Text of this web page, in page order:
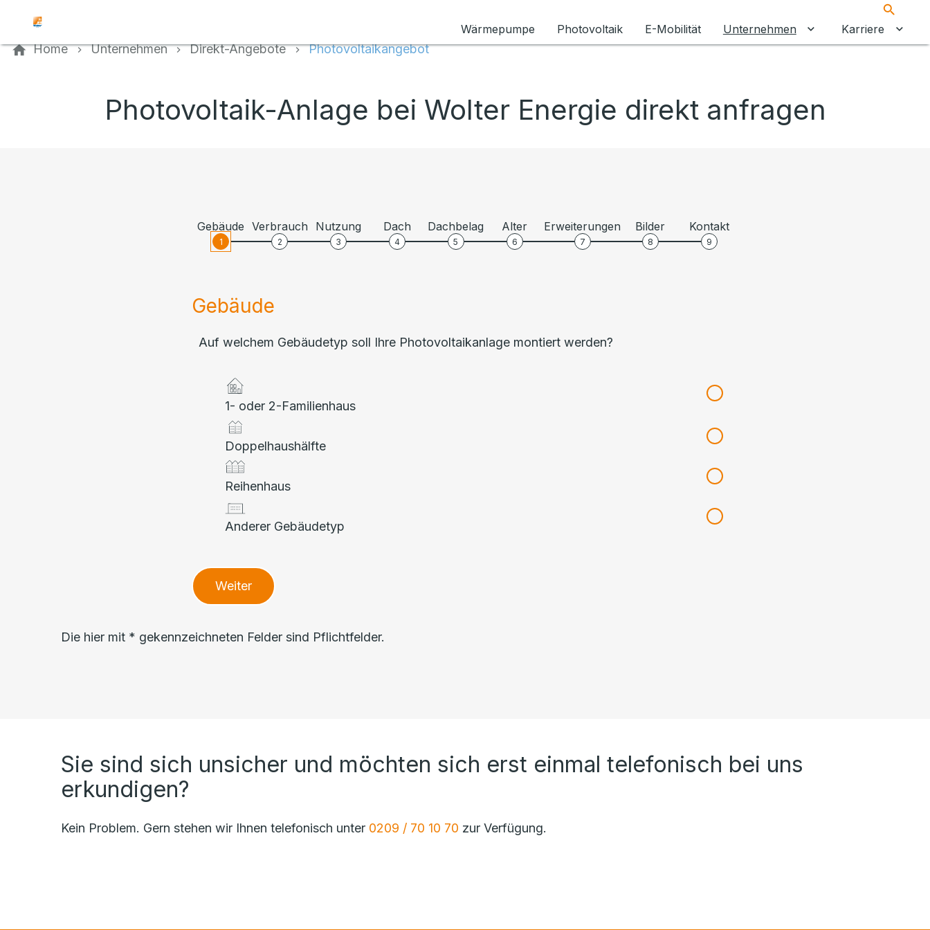
Wärmepumpe
Photovoltaik E-Mobilität Unternehmen Untermenü für
Karriere
Home Unternehmen Direkt-Angebote Photovoltaikangebot
Photovoltaik-Anlage bei Wolter Energie direkt anfragen
Gebäude
1
Verbrauch
2
Nutzung
3
Dach
4
Dachbelag
5
Alter
6
Erweiterungen
7
Bilder
8
Kontakt
9
Gebäude
Auf welchem Gebäudetyp soll Ihre Photovoltaikanlage montiert werden?
1- oder 2-Familienhaus
Doppelhaushälfte
Reihenhaus
Anderer Gebäudetyp
Weiter
Die hier mit * gekennzeichneten Felder sind Pflichtfelder.
Sie sind sich unsicher und möchten sich erst einmal telefonisch bei uns
erkundigen?
Kein Problem. Gern stehen wir Ihnen telefonisch unter 0209 / 70 10 70 zur Verfügung.